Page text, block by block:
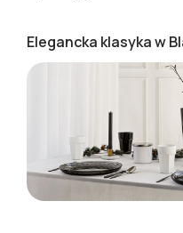
Elegancka klasyka w